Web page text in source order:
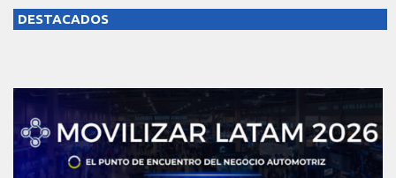
DESTACADOS